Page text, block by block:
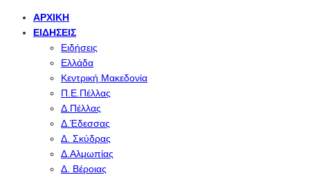
ΑΡΧΙΚΉ
ΕΙΔΉΣΕΙΣ
Ειδήσεις
Ελλάδα
Κεντρική Μακεδονία
Π.Ε.Πέλλας
Δ.Πέλλας
Δ.Έδεσσας
Δ. Σκύδρας
Δ.Αλμωπίας
Δ. Βέροιας